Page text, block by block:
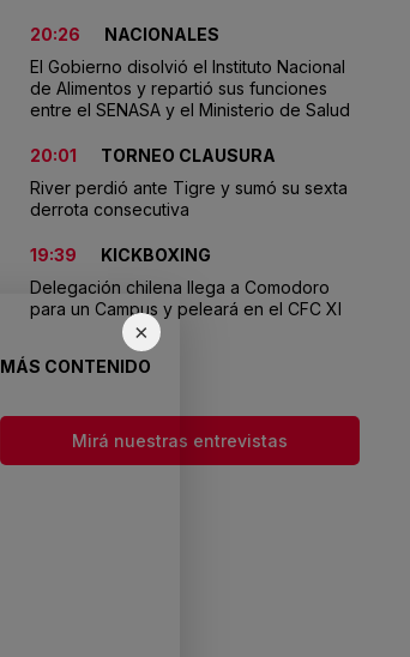
×
20:26
NACIONALES
El Gobierno disolvió el Instituto Nacional
de Alimentos y repartió sus funciones
entre el SENASA y el Ministerio de Salud
20:01
TORNEO CLAUSURA
River perdió ante Tigre y sumó su sexta
derrota consecutiva
19:39
KICKBOXING
Delegación chilena llega a Comodoro
para un Campus y peleará en el CFC XI
MÁS CONTENIDO
Mirá nuestras entrevistas